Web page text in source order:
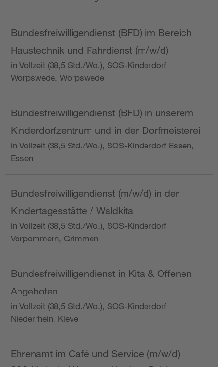
Bundesfreiwilligendienst (BFD) im Bereich
Haustechnik und Fahrdienst (m/w/d)
in Vollzeit (38,5 Std./Wo.), SOS-Kinderdorf
Worpswede, Worpswede
Bundesfreiwilligendienst (BFD) in unserem
Kinderdorfzentrum und in der Dorfmeisterei
in Vollzeit (38,5 Std./Wo.), SOS-Kinderdorf Essen,
Essen
Bundesfreiwilligendienst (m/w/d) in der
Kindertagesstätte / Waldkita
in Vollzeit (38,5 Std./Wo.), SOS-Kinderdorf
Vorpommern, Grimmen
Bundesfreiwilligendienst in Kita & Offenen
Angeboten
in Vollzeit (38,5 Std./Wo.), SOS-Kinderdorf
Niederrhein, Kleve
Ehrenamt im Café und Service (m/w/d)